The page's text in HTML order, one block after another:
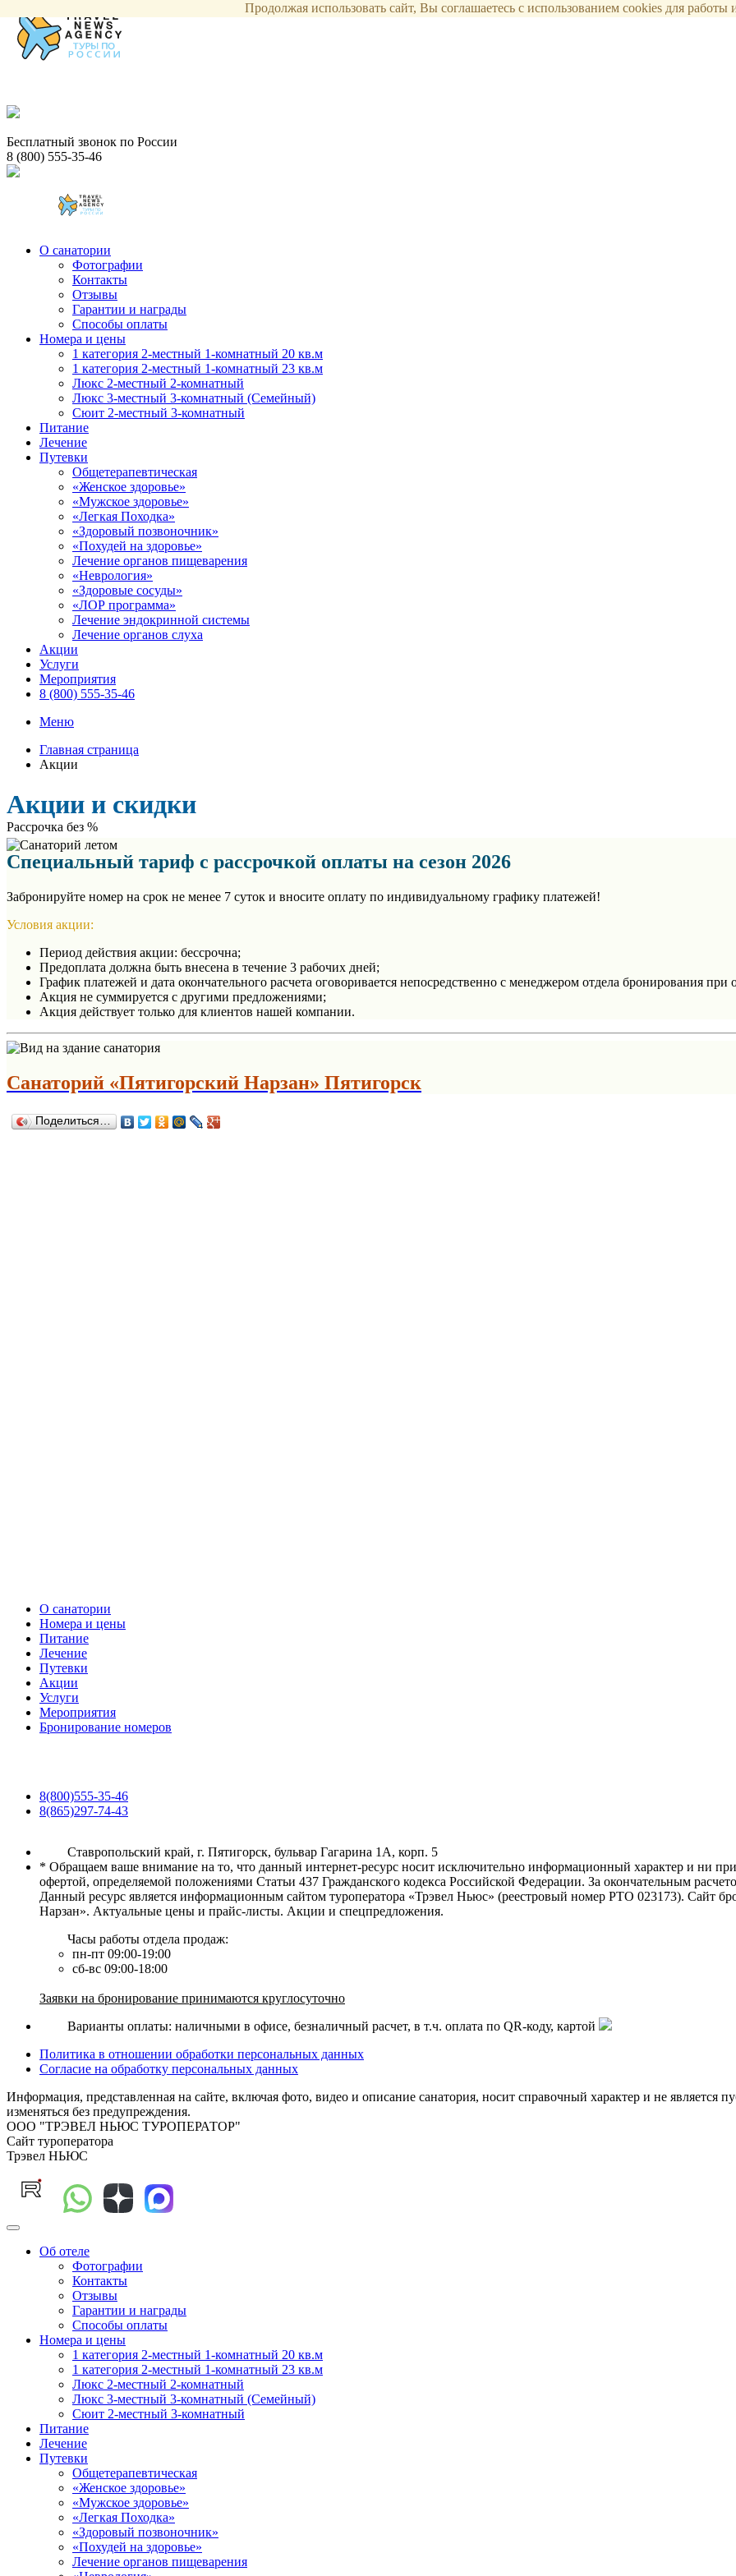
Бесплатный звонок по России
8 (800) 555-35-46
О санатории
Фотографии
Контакты
Отзывы
Гарантии и награды
Способы оплаты
Номера и цены
1 категория 2-местный 1-комнатный 20 кв.м
1 категория 2-местный 1-комнатный 23 кв.м
Люкс 2-местный 2-комнатный
Люкс 3-местный 3-комнатный (Семейный)
Сюит 2-местный 3-комнатный
Питание
Лечение
Путевки
Общетерапевтическая
«Женское здоровье»
«Мужское здоровье»
«Легкая Походка»
«Здоровый позвоночник»
«Похудей на здоровье»
Лечение органов пищеварения
«Неврология»
«Здоровые сосуды»
«ЛОР программа»
Лечение эндокринной системы
Лечение органов слуха
Акции
Услуги
Мероприятия
8 (800) 555-35-46
Меню
Главная страница
Акции
Акции и скидки
Рассрочка без %
Специальный тариф с рассрочкой оплаты на сезон 2026
Забронируйте номер на срок не менее 7 суток и вносите оплату по индивидуальному графику платежей!
Условия акции:
Период действия акции: бессрочна;
Предоплата должна быть внесена в течение 3 рабочих дней;
График платежей и дата окончательного расчета оговоривается непосредственно с менеджером отдела бронирования
Акция не суммируется с другими предложениями;
Акция действует только для клиентов нашей компании.
Санаторий «Пятигорский Нарзан» Пятигорск
Поделиться…
О санатории
Номера и цены
Питание
Лечение
Путевки
Акции
Услуги
Мероприятия
Бронирование номеров
8(800)555-35-46
8(865)297-74-43
Ставропольский край, г. Пятигорск, бульвар Гагарина 1А, корп. 5
* Обращаем ваше внимание на то, что данный интернет-ресурс носит исключительно информационный характер и ни при
офертой, определяемой положениями Статьи 437 Гражданского кодекса Российской Федерации. За окончательным
Данный ресурс является информационным сайтом туроператора «Трэвел Ньюс» (реестровый номер РТО 023173). Сайт
Нарзан». Актуальные цены и прайс-листы. Акции и спецпредложения.
Часы работы отдела продаж:
пн-пт 09:00-19:00
сб-вс 09:00-18:00
Заявки на бронирование принимаются круглосуточно
Варианты оплаты: наличными в офисе, безналичный расчет, в т.ч. оплата по QR-коду, картой
Политика в отношении обработки персональных данных
Согласие на обработку персональных данных
Информация, представленная на сайте, включая фото, видео и описание санатория, носит справочный характер и не является
изменяться без предупреждения.
ООО "ТРЭВЕЛ НЬЮС ТУРОПЕРАТОР"
Сайт туроператора
Трэвел НЬЮС
Об отеле
Фотографии
Контакты
Отзывы
Гарантии и награды
Способы оплаты
Номера и цены
1 категория 2-местный 1-комнатный 20 кв.м
1 категория 2-местный 1-комнатный 23 кв.м
Люкс 2-местный 2-комнатный
Люкс 3-местный 3-комнатный (Семейный)
Сюит 2-местный 3-комнатный
Питание
Лечение
Путевки
Общетерапевтическая
«Женское здоровье»
«Мужское здоровье»
«Легкая Походка»
«Здоровый позвоночник»
«Похудей на здоровье»
Лечение органов пищеварения
Продолжая использовать сайт, Вы соглашаетесь с использованием cookies для работы